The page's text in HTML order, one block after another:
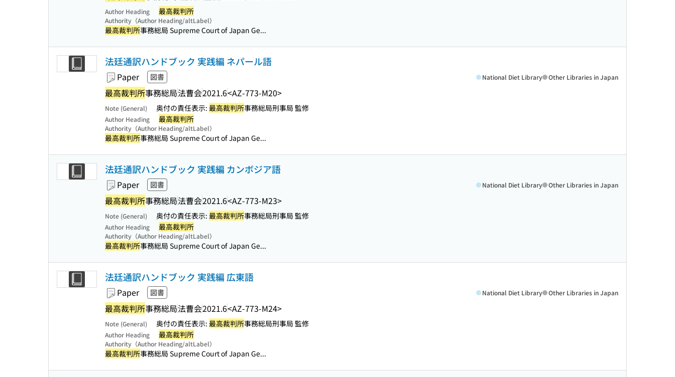
Author Heading 最高裁判所
Authority（Author Heading/altLabel）
最高裁判所事務総局 Supreme Court of Japan Ge...
法廷通訳ハンドブック 実践編 ネパール語
Paper 図書
最高裁判所事務総局法曹会2021.6<AZ-773-M20>
National Diet Library Other Libraries in Japan
Note (General) 奥付の責任表示: 最高裁判所事務総局刑事局 監修
Author Heading 最高裁判所
Authority（Author Heading/altLabel）
最高裁判所事務総局 Supreme Court of Japan Ge...
法廷通訳ハンドブック 実践編 カンボジア語
Paper 図書
最高裁判所事務総局法曹会2021.6<AZ-773-M23>
National Diet Library Other Libraries in Japan
Note (General) 奥付の責任表示: 最高裁判所事務総局刑事局 監修
Author Heading 最高裁判所
Authority（Author Heading/altLabel）
最高裁判所事務総局 Supreme Court of Japan Ge...
法廷通訳ハンドブック 実践編 広東語
Paper 図書
最高裁判所事務総局法曹会2021.6<AZ-773-M24>
National Diet Library Other Libraries in Japan
Note (General) 奥付の責任表示: 最高裁判所事務総局刑事局 監修
Author Heading 最高裁判所
Authority（Author Heading/altLabel）
最高裁判所事務総局 Supreme Court of Japan Ge...